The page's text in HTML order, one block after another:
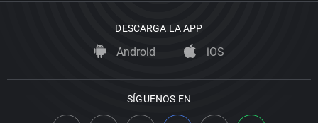
DESCARGA LA APP
Android iOS
SÍGUENOS EN